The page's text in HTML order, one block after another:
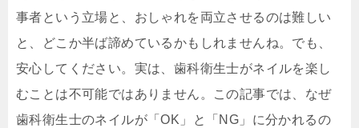
事者という立場と、おしゃれを両立させるのは難しい
と、どこか半ば諦めているかもしれませんね。でも、
安心してください。実は、歯科衛生士がネイルを楽し
むことは不可能ではありません。この記事では、なぜ
歯科衛生士のネイルが「OK」と「NG」に分かれるの